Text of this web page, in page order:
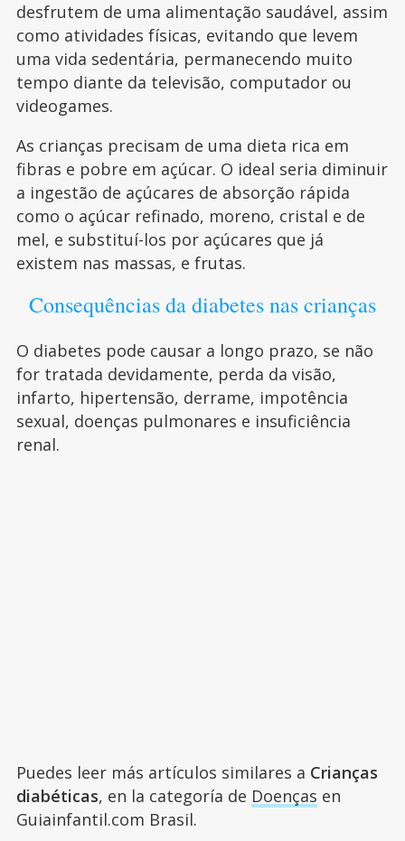
desfrutem de uma alimentação saudável, assim
como atividades físicas, evitando que levem
uma vida sedentária, permanecendo muito
tempo diante da televisão, computador ou
videogames.
As crianças precisam de uma dieta rica em
fibras e pobre em açúcar. O ideal seria diminuir
a ingestão de açúcares de absorção rápida
como o açúcar refinado, moreno, cristal e de
mel, e substituí-los por açúcares que já
existem nas massas, e frutas.
Consequências da diabetes nas crianças
O diabetes pode causar a longo prazo, se não
for tratada devidamente, perda da visão,
infarto, hipertensão, derrame, impotência
sexual, doenças pulmonares e insuficiência
renal.
Puedes leer más artículos similares a Crianças
diabéticas, en la categoría de Doenças en
Guiainfantil.com Brasil.